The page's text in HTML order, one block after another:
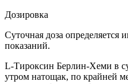
Дозировка
Суточная доза определяется
показаний.
L-Тироксин Берлин-Хеми в
утром натощак, по крайней